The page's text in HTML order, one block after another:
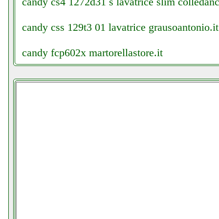
candy css 129t3 01 lavatrice grausoantonio.it
candy fcp602x martorellastore.it
canon tr8550 stampante futurephone.it